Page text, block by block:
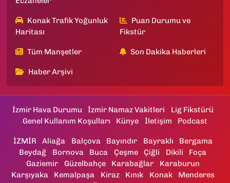
Konak Trafik Yoğunluk
Haritası
Puan Durumu ve
Fikstür
Tüm Manşetler Son Dakika Haberleri
Haber Arşivi
İzmir Hava Durumu İzmir Namaz Vakitleri
Lig Fikstürü
Genel Kullanım Koşulları
Künye İletişim Podcast
İZMİR Aliağa Balçova Bayındır Bayraklı
Bergama
Beydağ
Bornova Buca Çeşme Çiğli Dikili
Foça
Gaziemir
Güzelbahçe Karabağlar
Karaburun
Karşıyaka
Kemalpaşa Kiraz Kınık Konak
Menderes